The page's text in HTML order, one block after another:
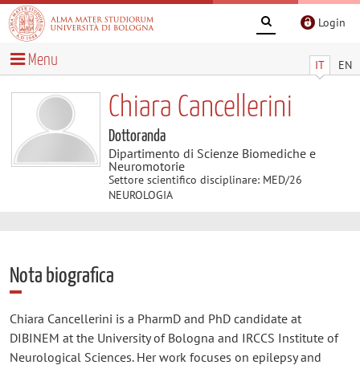
Login
IT EN
Menu
Chiara Cancellerini
Dottoranda
Dipartimento di Scienze Biomediche e
Neuromotorie
Settore scientifico disciplinare: MED/26
NEUROLOGIA
Nota biografica
Chiara Cancellerini is a PharmD and PhD candidate at
DIBINEM at the University of Bologna and IRCCS Institute of
Neurological Sciences. Her work focuses on epilepsy and